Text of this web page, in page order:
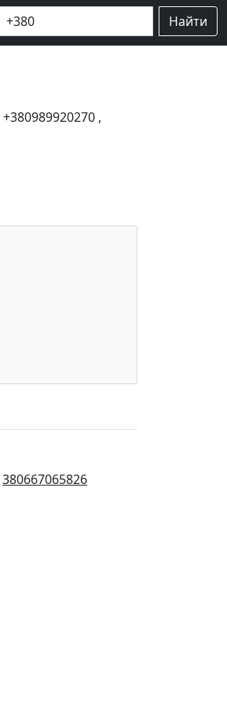
Найти
+380989920270 ,
380667065826